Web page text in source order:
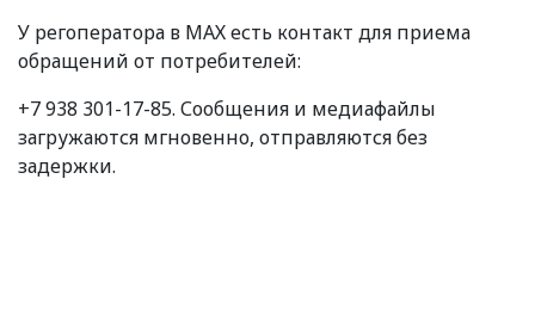
У регоператора в МАХ есть контакт для приема
обращений от потребителей:
+7 938 301-17-85. Сообщения и медиафайлы
загружаются мгновенно, отправляются без
задержки.